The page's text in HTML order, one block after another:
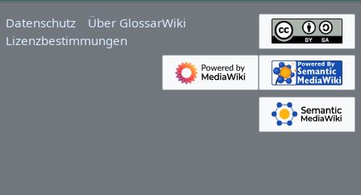
Datenschutz
Über GlossarWiki
Lizenzbestimmungen